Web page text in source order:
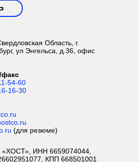
Область, г.
ул Энгельса, д.36, офис
54-60
16-30
(для резюме)
ИНН 6659074044,
КПП 668501001